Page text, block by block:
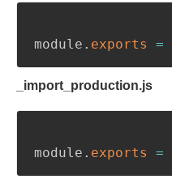
module . exports =
_import_production.js
module . exports =